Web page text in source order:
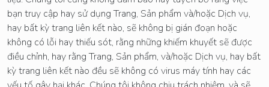
bạn truy cập hay sử dụng Trang, Sản phẩm và/hoặc Dịch vụ,
hay bất kỳ trang liên kết nào, sẽ không bị gián đoạn hoặc
không có lỗi hay thiếu sót, rằng những khiếm khuyết sẽ được
điều chỉnh, hay rằng Trang, Sản phẩm, và/hoặc Dịch vụ, hay bất
kỳ trang liên kết nào đều sẽ không có virus máy tính hay các